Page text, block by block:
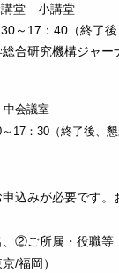
堂 小講堂
17：40（終了後
研究機構ジャー
会議室
：30（終了後、懇
みが必要です。
②ご所属・役職
/福岡）